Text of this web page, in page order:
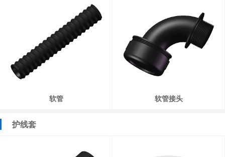
软管 软管接头
护线套